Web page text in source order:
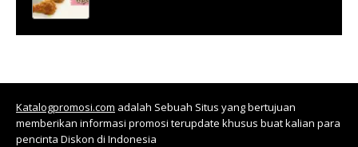
Katalogpromosi.com adalah Sebuah Situs yang bertujuan
memberikan informasi promosi terupdate khusus buat kalian para
pencinta Diskon di Indonesia